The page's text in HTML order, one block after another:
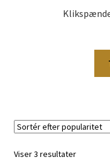
Viser 3 resultaterSorteret